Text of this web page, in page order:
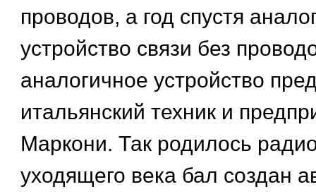
проводов, а год спустя
устройство связи без
аналогичное устройство
итальянский техник и
Маркони. Так родилось
уходящего века бал создан